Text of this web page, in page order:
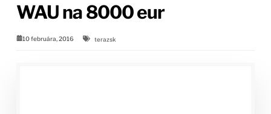
WAU na 8000 eur
10 februára, 2016 terazsk